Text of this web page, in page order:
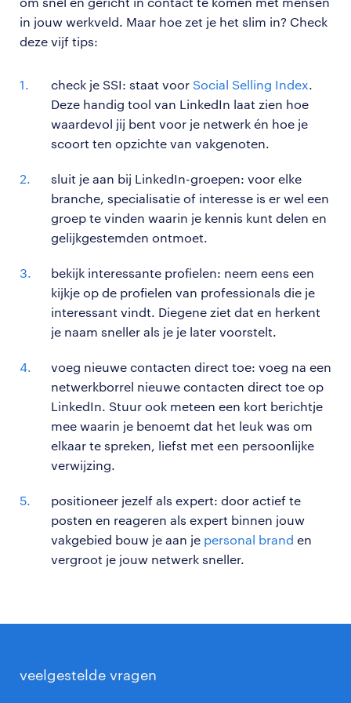
in jouw werkveld. Maar hoe zet je het slim in? Check
deze vijf tips:
check je SSI: staat voor Social Selling Index.
Deze handig tool van LinkedIn laat zien hoe
waardevol jij bent voor je netwerk én hoe je
scoort ten opzichte van vakgenoten.
sluit je aan bij LinkedIn-groepen: voor elke
branche, specialisatie of interesse is er wel een
groep te vinden waarin je kennis kunt delen en
gelijkgestemden ontmoet.
bekijk interessante profielen: neem eens een
kijkje op de profielen van professionals die je
interessant vindt. Diegene ziet dat en herkent
je naam sneller als je je later voorstelt.
voeg nieuwe contacten direct toe: voeg na een
netwerkborrel nieuwe contacten direct toe op
LinkedIn. Stuur ook meteen een kort berichtje
mee waarin je benoemt dat het leuk was om
elkaar te spreken, liefst met een persoonlijke
verwijzing.
positioneer jezelf als expert: door actief te
posten en reageren als expert binnen jouw
vakgebied bouw je aan je personal brand en
vergroot je jouw netwerk sneller.
veelgestelde vragen